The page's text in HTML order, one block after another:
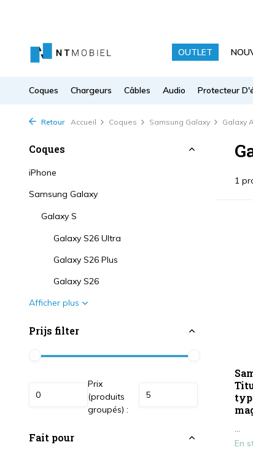
OUTLET
Coques Chargeurs Câbles Audio Protecteur
Retour Accueil Coques Samsung Galaxy Galaxy
Coques
iPhone
Samsung Galaxy
Galaxy S
Galaxy S26 Ultra
Galaxy S26 Plus
Galaxy S26
Afficher plus
Prijs filter
Prix
(produits
groupés) :
Fait pour
1
...
En